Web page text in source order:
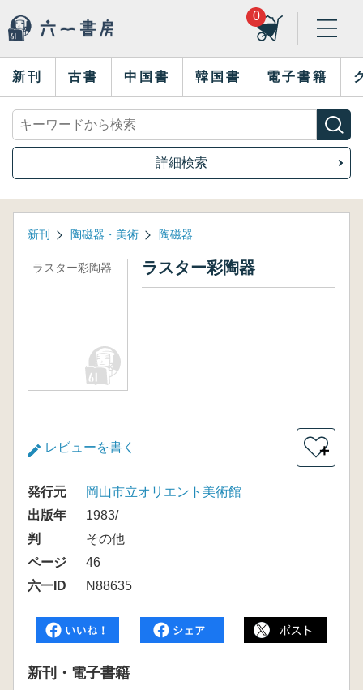
0
新刊 古書 中国書 韓国書 電子書籍
詳細検索
新刊 陶磁器・美術 陶磁器
ラスター彩陶器 ラスター彩陶器
レビューを書く ＋
発行元
岡山市立オリエント美術館
出版年
1983/
判
その他
ページ
46
六一ID
N88635
新刊・電子書籍